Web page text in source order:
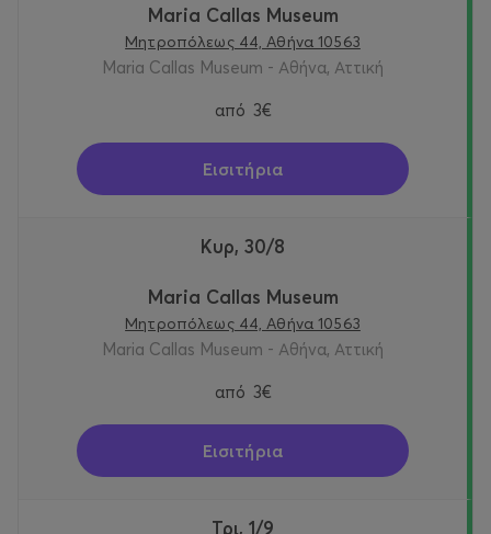
Maria Callas Museum
Μητροπόλεως 44, Αθήνα 10563
Maria Callas Museum - Αθήνα, Αττική
από 3€
Εισιτήρια
Κυρ, 30/8
Maria Callas Museum
Μητροπόλεως 44, Αθήνα 10563
Maria Callas Museum - Αθήνα, Αττική
από 3€
Εισιτήρια
Τρι, 1/9